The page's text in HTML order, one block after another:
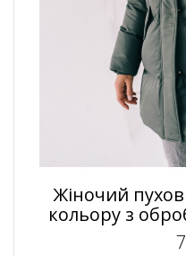
Жіночий
кольору з